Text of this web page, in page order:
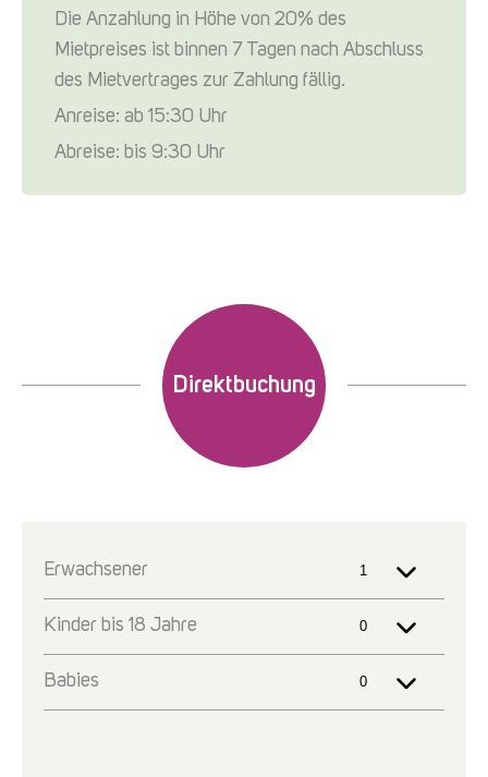
Die Anzahlung in Höhe von 20% des
Mietpreises ist binnen 7 Tagen nach Abschluss
des Mietvertrages zur Zahlung fällig.
Anreise: ab 15:30 Uhr
Abreise: bis 9:30 Uhr
Direktbuchung